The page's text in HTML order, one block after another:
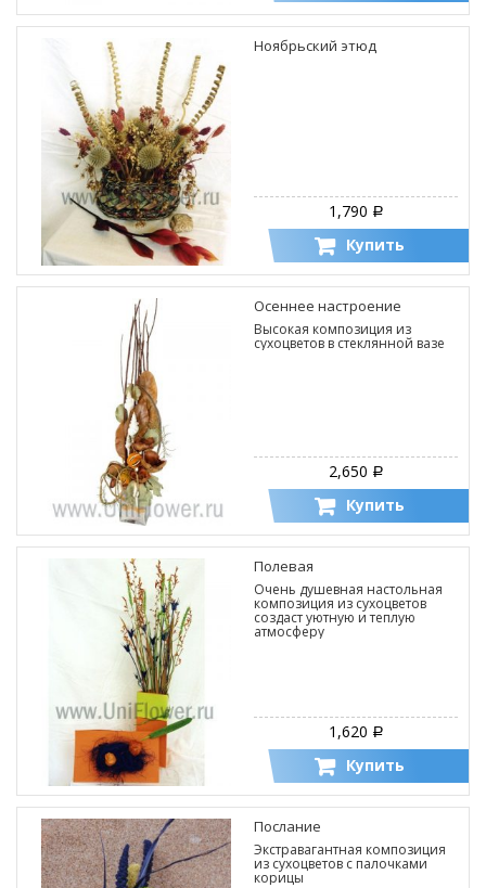
Ноябрьский этюд
1,790 Р
Купить
Осеннее настроение
Высокая композиция из
сухоцветов в стеклянной вазе
2,650 Р
Купить
Полевая
Очень душевная настольная
композиция из сухоцветов
создаст уютную и теплую
атмосферу
1,620 Р
Купить
Послание
Экстравагантная композиция
из сухоцветов с палочками
корицы